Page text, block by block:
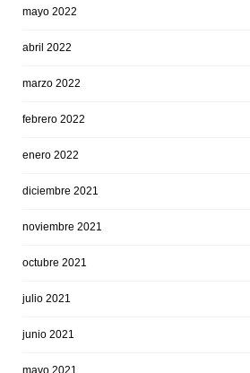
mayo 2022
abril 2022
marzo 2022
febrero 2022
enero 2022
diciembre 2021
noviembre 2021
octubre 2021
julio 2021
junio 2021